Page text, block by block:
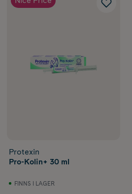
Protexin
Pro-Kolin+ 30 ml
FINNS I LAGER